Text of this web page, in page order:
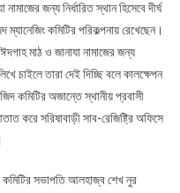
জন্য নির্ধারিত স্থান হিসেবে দীর্ঘ
ম্যানেজিং কমিটির পরিকল্পনায় রেখেছেন।
মাঠ ও জানাযা নামাজের জন্য
চাইলে তারা দেই দিচ্ছি বলে কালক্ষেপন
কমিটির অজান্তে স্থানীয় প্রবাসী
সরিষাবাড়ী সাব-রেজিষ্ট্রি অফিসে
কমিটির সভাপতি আলহাজ্ব শেখ নুর